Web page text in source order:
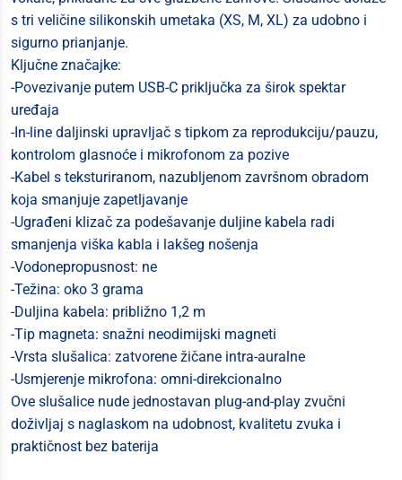
s tri veličine silikonskih umetaka (XS, M, XL) za udobno i
sigurno prianjanje.
Ključne značajke:
-Povezivanje putem USB-C priključka za širok spektar
uređaja
-In-line daljinski upravljač s tipkom za reprodukciju/pauzu,
kontrolom glasnoće i mikrofonom za pozive
-Kabel s teksturiranom, nazubljenom završnom obradom
koja smanjuje zapetljavanje
-Ugrađeni klizač za podešavanje duljine kabela radi
smanjenja viška kabla i lakšeg nošenja
-Vodonepropusnost: ne
-Težina: oko 3 grama
-Duljina kabela: približno 1,2 m
-Tip magneta: snažni neodimijski magneti
-Vrsta slušalica: zatvorene žičane intra-auralne
-Usmjerenje mikrofona: omni-direkcionalno
Ove slušalice nude jednostavan plug-and-play zvučni
doživljaj s naglaskom na udobnost, kvalitetu zvuka i
praktičnost bez baterija